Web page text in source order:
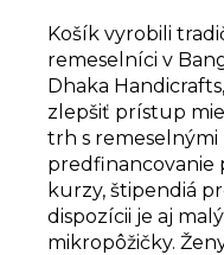
Košík vyrobili
remeselníci v
Dhaka
zlepšiť prístup
trh s
predfinancovanie
kurzy, štipendiá
dispozícii je aj
mikropôžičky.